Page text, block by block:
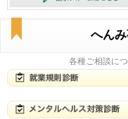
へん
各種ご相談に